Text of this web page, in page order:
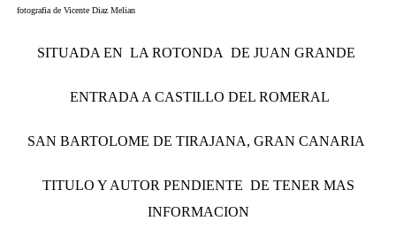
fotografia de Vicente Diaz Melian
SITUADA EN LA ROTONDA DE JUAN GRANDE
ENTRADA A CASTILLO DEL ROMERAL
SAN BARTOLOME DE TIRAJANA, GRAN CANARIA
TITULO Y AUTOR PENDIENTE DE TENER MAS
INFORMACION